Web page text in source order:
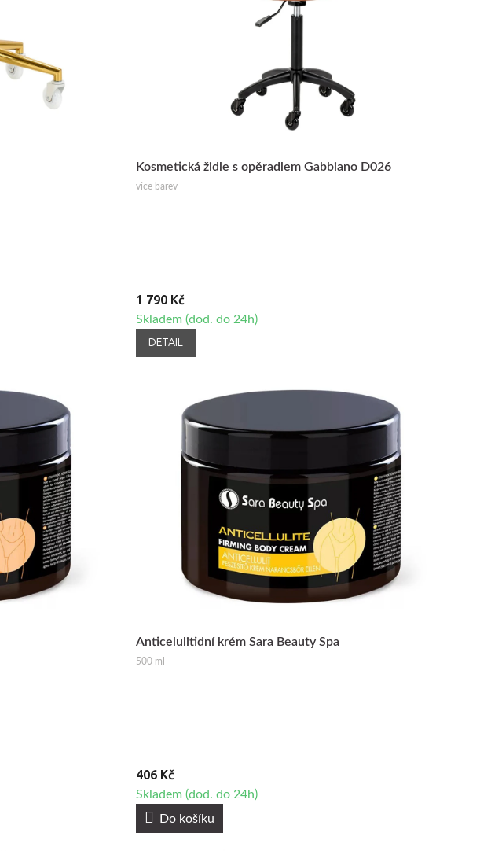
Kosmetická židle s opěradlem Gabbiano D026
více barev
1 790 Kč
Skladem (dod. do 24h)
DETAIL
Anticelulitidní krém Sara Beauty Spa
500 ml
406 Kč
Skladem (dod. do 24h)
Do košíku